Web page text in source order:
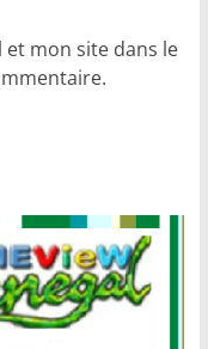
mon site dans le